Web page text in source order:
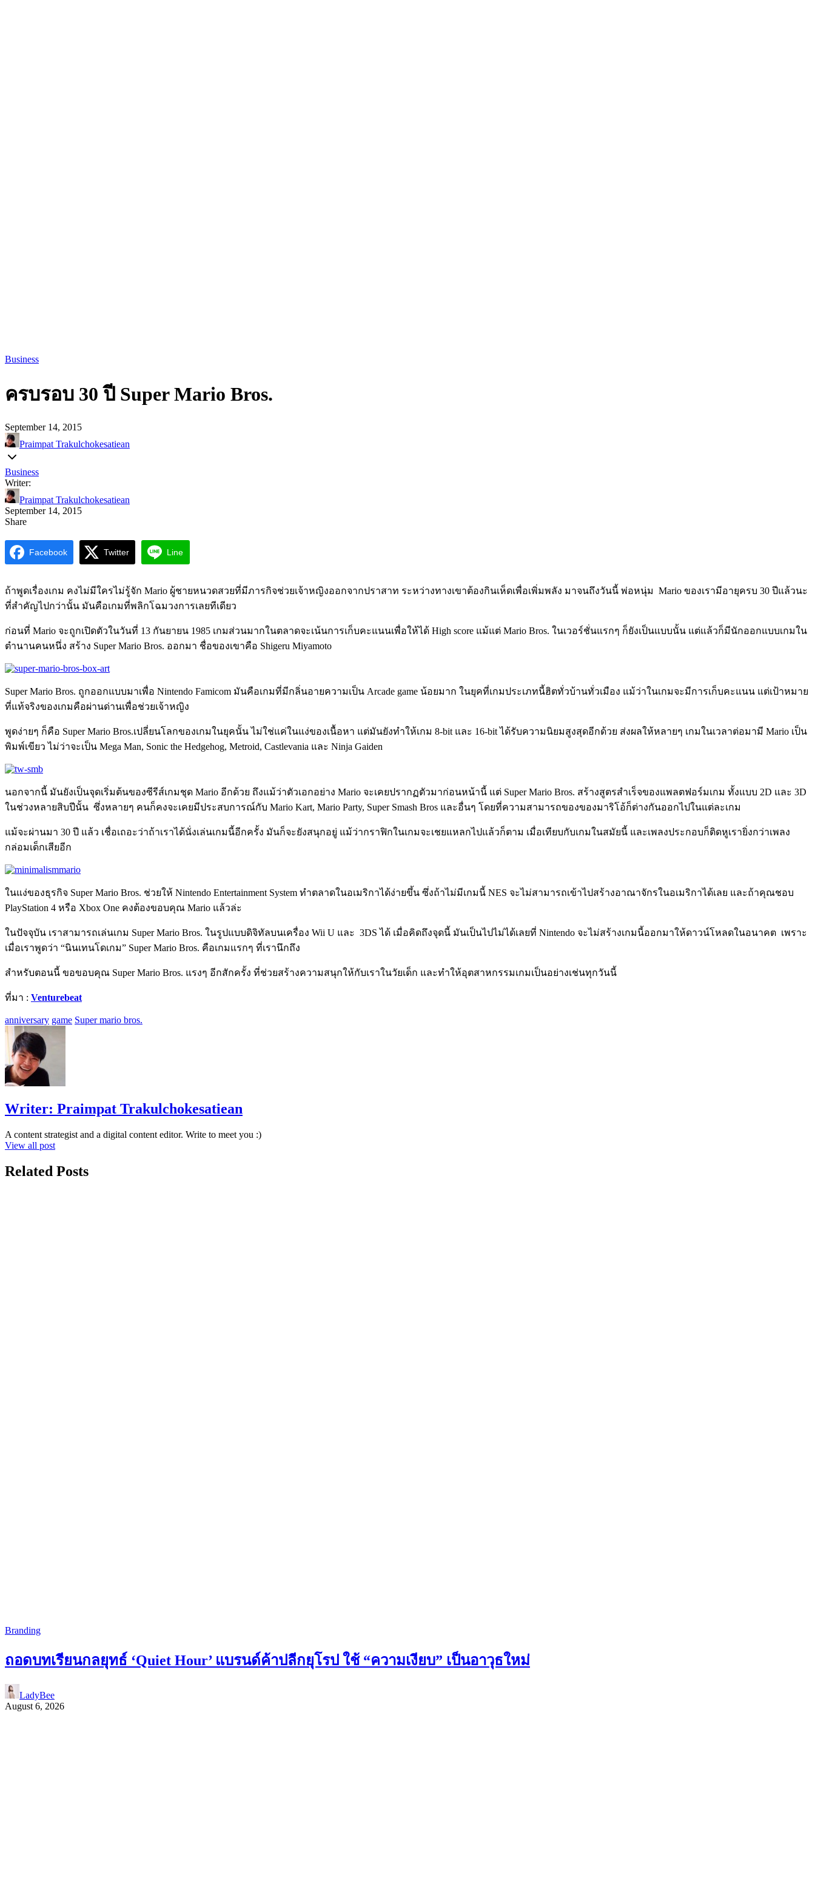
Business
ครบรอบ 30 ปี Super Mario Bros.
September 14, 2015
Praimpat Trakulchokesatiean
Business
Writer:
Praimpat Trakulchokesatiean
September 14, 2015
Share
Facebook Twitter Line
ถ้าพูดเรื่องเกม คงไม่มีใครไม่รู้จัก Mario ผู้ชายหนวดสวยที่มีภารกิจช่วยเจ้าหญิงออกจากปราสาท ระหว่างทางเขาต้องกินเห็ดเพื่อเพิ่มพลัง มาจนถึงวันนี้ พ่อหนุ่ม Mario ของเรามีอายุครบ 30 ปีแล้วนะ
ที่สำคัญไปกว่านั้น มันคือเกมที่พลิกโฉมวงการเลยทีเดียว
ก่อนที่ Mario จะถูกเปิดตัวในวันที่ 13 กันยายน 1985 เกมส่วนมากในตลาดจะเน้นการเก็บคะแนนเพื่อให้ได้ High score แม้แต่ Mario Bros. ในเวอร์ชั่นแรกๆ ก็ยังเป็นแบบนั้น แต่แล้วก็มีนักออกแบบเกมใน
ตำนานคนหนึ่ง สร้าง Super Mario Bros. ออกมา ชื่อของเขาคือ Shigeru Miyamoto
Super Mario Bros. ถูกออกแบบมาเพื่อ Nintendo Famicom มันคือเกมที่มีกลิ่นอายความเป็น Arcade game น้อยมาก ในยุคที่เกมประเภทนี้ฮิตทั่วบ้านทั่วเมือง แม้ว่าในเกมจะมีการเก็บคะแนน แต่เป้าหมาย
ที่แท้จริงของเกมคือผ่านด่านเพื่อช่วยเจ้าหญิง
พูดง่ายๆ ก็คือ Super Mario Bros.เปลี่ยนโลกของเกมในยุคนั้น ไม่ใช่แค่ในแง่ของเนื้อหา แต่มันยังทำให้เกม 8-bit และ 16-bit ได้รับความนิยมสูงสุดอีกด้วย ส่งผลให้หลายๆ เกมในเวลาต่อมามี Mario เป็น
พิมพ์เขียว ไม่ว่าจะเป็น Mega Man, Sonic the Hedgehog, Metroid, Castlevania และ Ninja Gaiden
นอกจากนี้ มันยังเป็นจุดเริ่มต้นของซีรีส์เกมชุด Mario อีกด้วย ถึงแม้ว่าตัวเอกอย่าง Mario จะเคยปรากฏตัวมาก่อนหน้านี้ แต่ Super Mario Bros. สร้างสูตรสำเร็จของแพลตฟอร์มเกม ทั้งแบบ 2D และ 3D
ในช่วงหลายสิบปีนั้น ซึ่งหลายๆ คนก็คงจะเคยมีประสบการณ์กับ Mario Kart, Mario Party, Super Smash Bros และอื่นๆ โดยที่ความสามารถของของมาริโอ้ก็ต่างกันออกไปในแต่ละเกม
แม้จะผ่านมา 30 ปี แล้ว เชื่อเถอะว่าถ้าเราได้นั่งเล่นเกมนี้อีกครั้ง มันก็จะยังสนุกอยู่ แม้ว่ากราฟิกในเกมจะเชยแหลกไปแล้วก็ตาม เมื่อเทียบกับเกมในสมัยนี้ และเพลงประกอบก็ติดหูเรายิ่งกว่าเพลง
กล่อมเด็กเสียอีก
ในแง่ของธุรกิจ Super Mario Bros. ช่วยให้ Nintendo Entertainment System ทำตลาดในอเมริกาได้ง่ายขึ้น ซึ่งถ้าไม่มีเกมนี้ NES จะไม่สามารถเข้าไปสร้างอาณาจักรในอเมริกาได้เลย และถ้าคุณชอบ
PlayStation 4 หรือ Xbox One คงต้องขอบคุณ Mario แล้วล่ะ
ในปัจจุบัน เราสามารถเล่นเกม Super Mario Bros. ในรูปแบบดิจิทัลบนเครื่อง Wii U และ 3DS ได้ เมื่อคิดถึงจุดนี้ มันเป็นไปไม่ได้เลยที่ Nintendo จะไม่สร้างเกมนี้ออกมาให้ดาวน์โหลดในอนาคต เพราะ
เมื่อเราพูดว่า “นินเทนโดเกม” Super Mario Bros. คือเกมแรกๆ ที่เรานึกถึง
สำหรับตอนนี้ ขอขอบคุณ Super Mario Bros. แรงๆ อีกสักครั้ง ที่ช่วยสร้างความสนุกให้กับเราในวัยเด็ก และทำให้อุตสาหกรรมเกมเป็นอย่างเช่นทุกวันนี้
ที่มา : Venturebeat
anniversary game Super mario bros.
Writer: Praimpat Trakulchokesatiean
A content strategist and a digital content editor. Write to meet you :)
View all post
Related Posts
Branding
ถอดบทเรียนกลยุทธ์ ‘Quiet Hour’ แบรนด์ค้าปลีกยุโรป ใช้ “ความเงียบ” เป็นอาวุธใหม่
LadyBee
August 6, 2026